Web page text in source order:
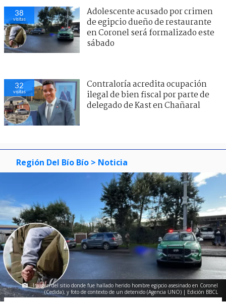
38
visitas
Adolescente acusado por crimen
de egipcio dueño de restaurante
en Coronel será formalizado este
sábado
32
visitas
Contraloría acredita ocupación
ilegal de bien fiscal por parte de
delegado de Kast en Chañaral
Región Del Bío Bío > Noticia
Imagen del sitio donde fue hallado herido hombre egipcio asesinado en Coronel
(Cedida); y foto de contexto de un detenido (Agencia UNO) | Edición BBCL